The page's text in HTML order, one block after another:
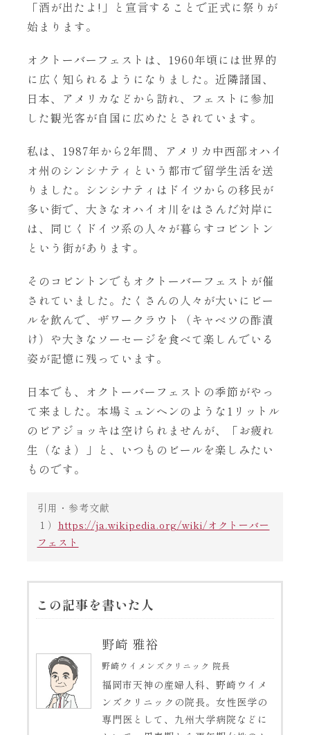
「酒が出たよ!」と宣言することで正式に祭りが
始まります。
オクトーバーフェストは、1960年頃には世界的
に広く知られるようになりました。近隣諸国、
日本、アメリカなどから訪れ、フェストに参加
した観光客が自国に広めたとされています。
私は、1987年から2年間、アメリカ中西部オハイ
オ州のシンシナティという都市で留学生活を送
りました。シンシナティはドイツからの移民が
多い街で、大きなオハイオ川をはさんだ対岸に
は、同じくドイツ系の人々が暮らすコビントン
という街があります。
そのコビントンでもオクトーバーフェストが催
されていました。たくさんの人々が大いにビー
ルを飲んで、ザワークラウト（キャベツの酢漬
け）や大きなソーセージを食べて楽しんでいる
姿が記憶に残っています。
日本でも、オクトーバーフェストの季節がやっ
て来ました。本場ミュンヘンのような1リットル
のビアジョッキは空けられませんが、「お疲れ
生（なま）」と、いつものビールを楽しみたい
ものです。
引用・参考文献
１） https://ja.wikipedia.org/wiki/オクトーバー
フェスト
この記事を書いた人
野崎 雅裕
野崎ウイメンズクリニック 院長
福岡市天神の産婦人科、野崎ウイメ
ンズクリニックの院長。女性医学の
専門医として、九州大学病院などに